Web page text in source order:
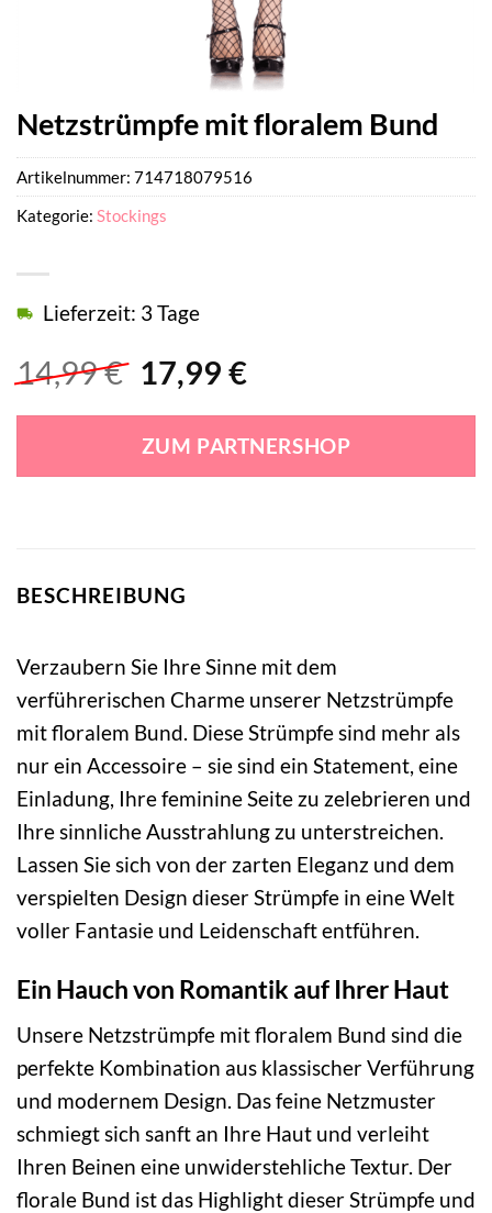
Netzstrümpfe mit floralem Bund
14,99€ Ursprünglicher
war:
14,99 €
17,99 €Aktueller
ist:
17,99 €.
Lieferzeit: 3 Tage
ZUM PARTNERSHOP
Artikelnummer: 714718079516
Kategorie: Stockings
BESCHREIBUNG
Verzaubern Sie Ihre Sinne mit dem
verführerischen Charme unserer Netzstrümpfe
mit floralem Bund. Diese Strümpfe sind mehr als
nur ein Accessoire – sie sind ein Statement, eine
Einladung, Ihre feminine Seite zu zelebrieren und
Ihre sinnliche Ausstrahlung zu unterstreichen.
Lassen Sie sich von der zarten Eleganz und dem
verspielten Design dieser Strümpfe in eine Welt
voller Fantasie und Leidenschaft entführen.
Ein Hauch von Romantik auf Ihrer Haut
Unsere Netzstrümpfe mit floralem Bund sind die
perfekte Kombination aus klassischer Verführung
und modernem Design. Das feine Netzmuster
schmiegt sich sanft an Ihre Haut und verleiht
Ihren Beinen eine unwiderstehliche Textur. Der
florale Bund ist das Highlight dieser Strümpfe und